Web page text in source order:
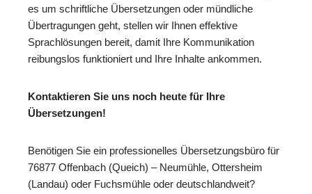
es um schriftliche Übersetzungen oder mündliche
Übertragungen geht, stellen wir Ihnen effektive
Sprachlösungen bereit, damit Ihre Kommunikation
reibungslos funktioniert und Ihre Inhalte ankommen.
Kontaktieren Sie uns noch heute für Ihre
Übersetzungen!
Benötigen Sie ein professionelles Übersetzungsbüro für
76877 Offenbach (Queich) – Neumühle, Ottersheim
(Landau) oder Fuchsmühle oder deutschlandweit?